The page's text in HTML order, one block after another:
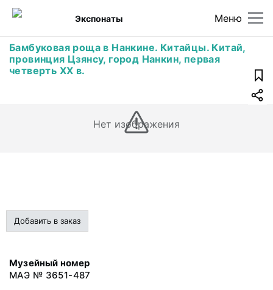
Меню
Экспонаты
Бамбуковая роща в Нанкине. Китайцы. Китай,
провинция Цзянсу, город Нанкин, первая
четверть ХХ в.
Нет изображения
Добавить в заказ
Музейный номер
МАЭ № 3651-487